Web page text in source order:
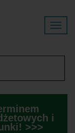
i
>>>